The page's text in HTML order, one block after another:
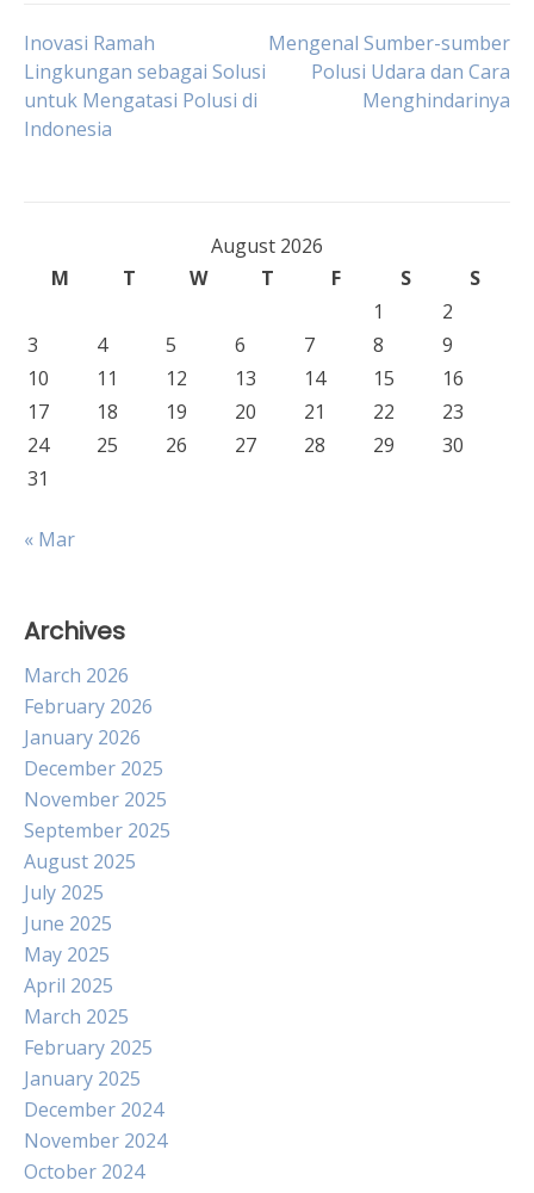
Post
navigation
Inovasi Ramah
Lingkungan sebagai Solusi
untuk Mengatasi Polusi di
Indonesia
Mengenal Sumber-sumber
Polusi Udara dan Cara
Menghindarinya
August 2026
M
T W T F S
S
1
2
3
4 5 6 7 8
9
10
11 12 13 14 15
16
17
18 19 20 21 22
23
24
25 26 27 28 29
30
31
« Mar
Archives
March 2026
February 2026
January 2026
December 2025
November 2025
September 2025
August 2025
July 2025
June 2025
May 2025
April 2025
March 2025
February 2025
January 2025
December 2024
November 2024
October 2024